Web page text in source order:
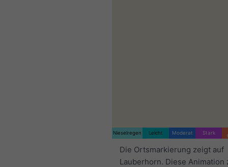
Nieselregen Leicht Moderat Stark
Die Ortsmarkierung zeigt auf
Lauberhorn. Diese Animation